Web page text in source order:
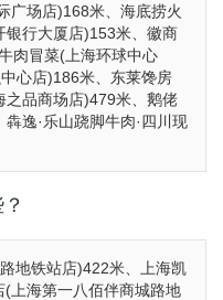
广场店)168米、海底捞火
行大厦店)153米、徽商
肉冒菜(上海环球中心
心店)186米、东莱馋房
之品商场店)479米、鹅佬
逸·乐山跷脚牛肉·四川现
地铁站店)422米、上海凯
上海第一八佰伴商城路地